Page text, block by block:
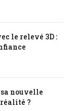
le relevé 3D :
nouvelle
?